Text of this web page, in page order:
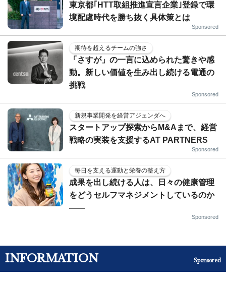
東京都｢HTT取組推進宣言企業｣登録で環
境配慮時代を勝ち抜く具体策とは
Sponsored
期待を超えるチームの強さ
「さすが」の一言に込められた驚きや感
動。新しい価値を生み出し続ける電通の
挑戦
Sponsored
新規事業開発を経営アジェンダへ
スタートアップ探索からM&Aまで、経営
戦略の実装を支援するAT PARTNERS
Sponsored
毎日を支える運動と栄養の整え方
成果を出し続ける人は、日々の健康管理
をどうセルフマネジメントしているのか
——
Sponsored
INFORMATION Sponsored